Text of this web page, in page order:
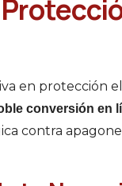
en protección
conversión en
contra